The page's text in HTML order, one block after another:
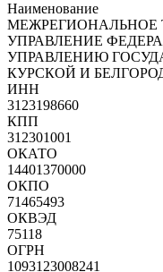
Наименование
МЕЖРЕГИОНАЛЬНОЕ
УПРАВЛЕНИЕ
УПРАВЛЕНИЮ
КУРСКОЙ И
ИНН
3123198660
КПП
312301001
ОКАТО
14401370000
ОКПО
71465493
ОКВЭД
75118
ОГРН
1093123008241